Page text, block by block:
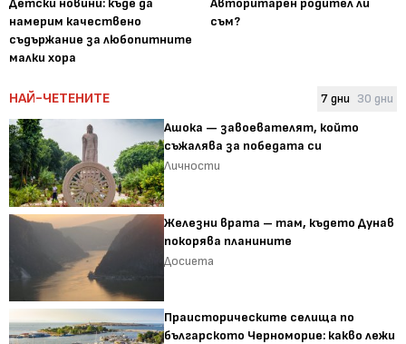
Детски новини: къде да
намерим качествено
съдържание за любопитните
малки хора
Авторитарен родител ли
съм?
НАЙ-ЧЕТЕНИТЕ 7 дни 30 дни
Ашока — завоевателят, който
съжалява за победата си
Личности
Железни врата – там, където Дунав
покорява планините
Досиета
Праисторическите селища по
българското Черноморие: какво лежи